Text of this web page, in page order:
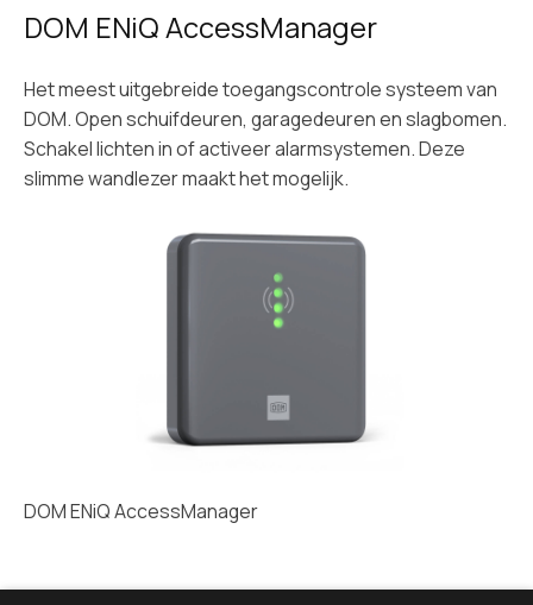
DOM ENiQ AccessManager
Het meest uitgebreide toegangscontrole systeem van
DOM. Open schuifdeuren, garagedeuren en slagbomen.
Schakel lichten in of activeer alarmsystemen. Deze
slimme wandlezer maakt het mogelijk.
DOM ENiQ AccessManager